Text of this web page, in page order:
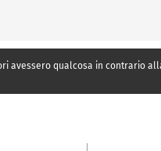
avessero qualcosa in contrario